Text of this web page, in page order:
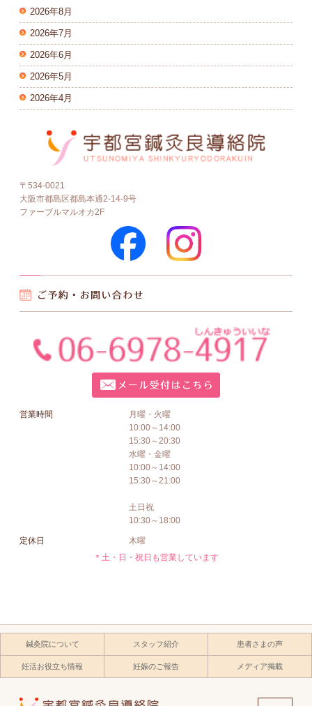
2026年8月
2026年7月
2026年6月
2026年5月
2026年4月
〒534-0021
大阪市都島区都島本通2-14-9号
ファーブルマルオカ2F
営業時間
月曜・火曜
10:00～14:00
15:30～20:30
水曜・金曜
10:00～14:00
15:30～21:00
土日祝
10:30～18:00
定休日
木曜
＊土・日・祝日も営業しています
鍼灸院について スタッフ紹介 患者さまの声
妊活お役立ち情報 妊娠のご報告 メディア掲載